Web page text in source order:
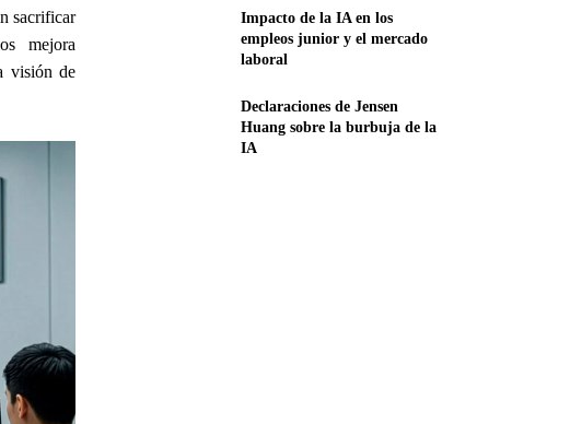
sacrificar
mejora
visión de
Impacto de la IA en los
empleos junior y el mercado
laboral
Declaraciones de Jensen
Huang sobre la burbuja de la
IA